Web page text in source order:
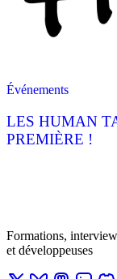
Événements
LES HUMAN
PREMIÈRE !
Formations,
et développeuses